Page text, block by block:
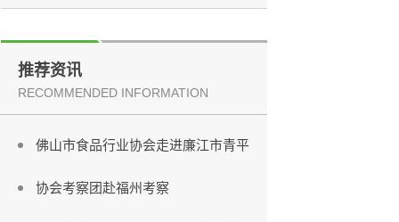
推荐资讯
RECOMMENDED INFORMATION
佛山市食品行业协会走进廉江市青平
协会考察团赴福州考察